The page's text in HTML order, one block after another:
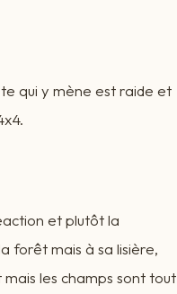
qui y mène est raide et
et plutôt la
forêt mais à sa lisière,
les champs sont tout